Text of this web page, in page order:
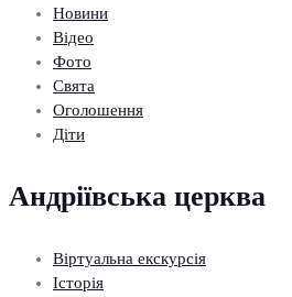
Новини
Відео
Фото
Свята
Оголошення
Діти
Андріївська церква
Віртуальна екскурсія
Історія